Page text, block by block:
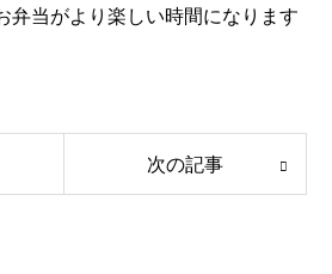
弁当がより楽しい時間になります
次の記事